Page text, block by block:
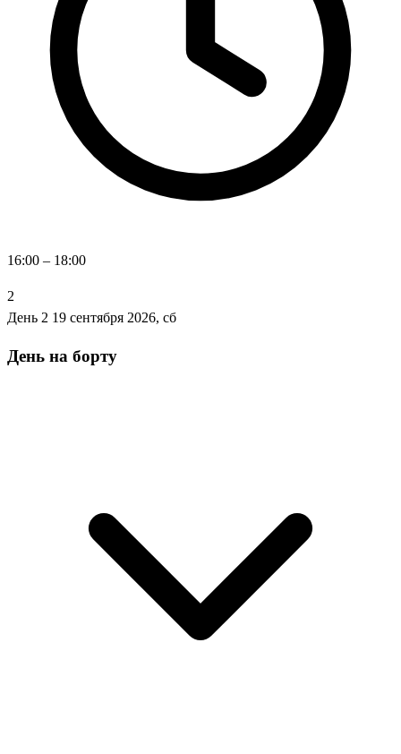
16:00 – 18:00
2
День 2 19 сентября 2026, сб
День на борту